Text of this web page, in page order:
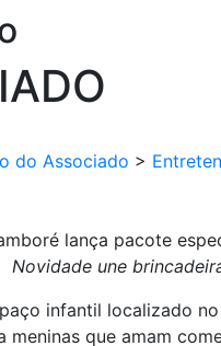
do Associado >
lança pacote
Novidade une
infantil localizado no
meninas que amam